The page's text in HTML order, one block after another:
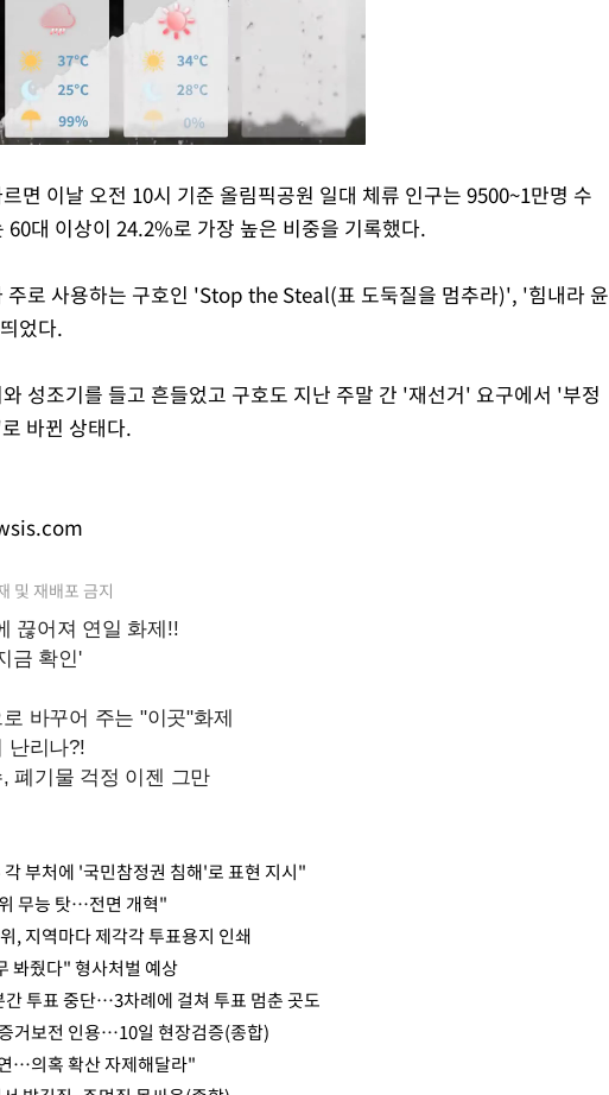
Mute
면 이날 오전 10시 기준 올림픽공원 일대 체류 인구는 9500~1만명 수
대 이상이 24.2%로 가장 높은 비중을 기록했다.
주로 사용하는 구호인 'Stop the Steal(표 도둑질을 멈추라)', '힘내라 윤
었다.
성조기를 들고 흔들었고 구호도 지난 주말 간 '재선거' 요구에서 '부정
바뀐 상태다.
및 재배포 금지
부처에 '국민참정권 침해'로 표현 지시"
무능 탓…전면 개혁"
지역마다 제각각 투표용지 인쇄
봐줬다" 형사처벌 예상
투표 중단…3차례에 걸쳐 투표 멈춘 곳도
거보전 인용…10일 현장검증(종합)
…의혹 확산 자제해달라"